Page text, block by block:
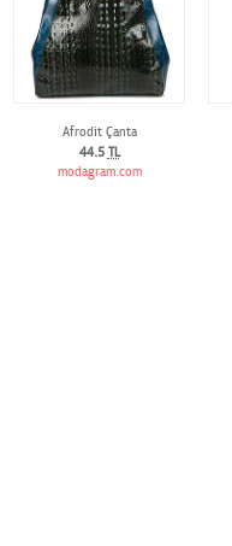
Afrodit Çanta
44.5 TL
modagram.com